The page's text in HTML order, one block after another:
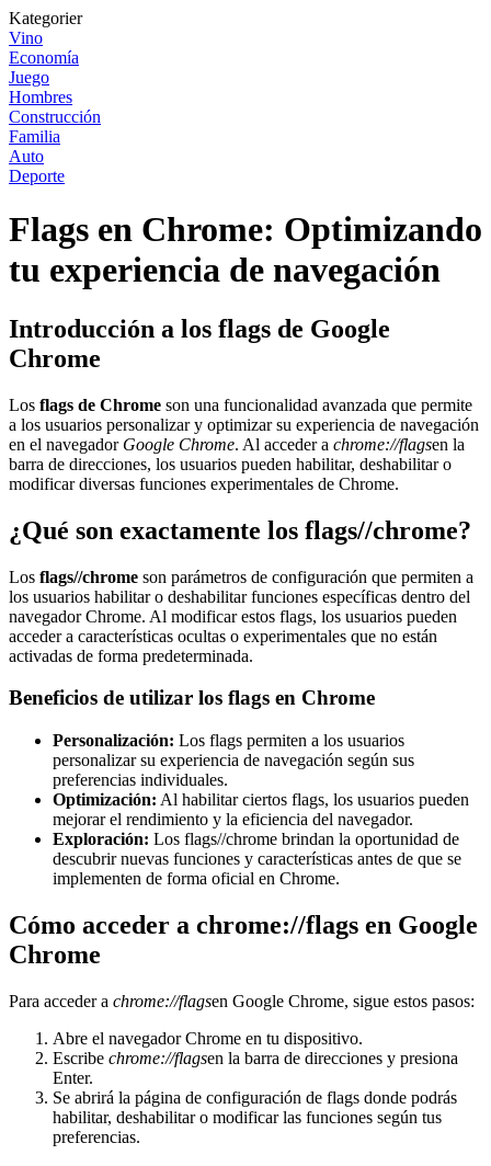
Kategorier
Vino
Economía
Juego
Hombres
Construcción
Familia
Auto
Deporte
Flags en Chrome: Optimizando
tu experiencia de navegación
Introducción a los flags de Google
Chrome
Los flags de Chrome son una funcionalidad avanzada que permite
a los usuarios personalizar y optimizar su experiencia de navegación
en el navegador Google Chrome. Al acceder a chrome://flagsen la
barra de direcciones, los usuarios pueden habilitar, deshabilitar o
modificar diversas funciones experimentales de Chrome.
¿Qué son exactamente los flags//chrome?
Los flags//chrome son parámetros de configuración que permiten a
los usuarios habilitar o deshabilitar funciones específicas dentro del
navegador Chrome. Al modificar estos flags, los usuarios pueden
acceder a características ocultas o experimentales que no están
activadas de forma predeterminada.
Beneficios de utilizar los flags en Chrome
Personalización: Los flags permiten a los usuarios
personalizar su experiencia de navegación según sus
preferencias individuales.
Optimización: Al habilitar ciertos flags, los usuarios pueden
mejorar el rendimiento y la eficiencia del navegador.
Exploración: Los flags//chrome brindan la oportunidad de
descubrir nuevas funciones y características antes de que se
implementen de forma oficial en Chrome.
Cómo acceder a chrome://flags en Google
Chrome
Para acceder a chrome://flagsen Google Chrome, sigue estos pasos:
Abre el navegador Chrome en tu dispositivo.
Escribe chrome://flagsen la barra de direcciones y presiona
Enter.
Se abrirá la página de configuración de flags donde podrás
habilitar, deshabilitar o modificar las funciones según tus
preferencias.